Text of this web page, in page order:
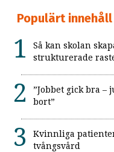
Populärt
Så kan skolan
strukturerade
”Jobbet gick bra –
bort”
Kvinnliga
tvångsvård